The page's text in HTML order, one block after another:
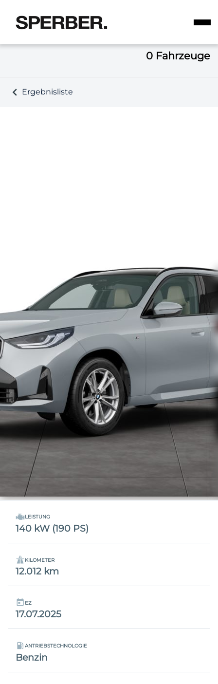
0 Fahrzeuge
Ergebnisliste
LEISTUNG
140 kW (190 PS)
KILOMETER
12.012 km
EZ
17.07.2025
ANTRIEBSTECHNOLOGIE
Benzin